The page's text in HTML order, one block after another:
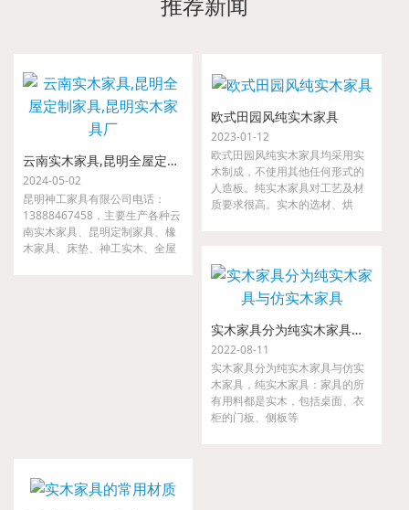
云南实木家具,昆明全屋定制家具,昆明实木家具厂
2024-05-02
昆明神工家具有限公司电话：
13888467458，主要生产各种云
南实木家具、昆明定制家具、橡
木家具、床垫、神工实木、全屋
欧式田园风纯实木家具
2023-01-12
欧式田园风纯实木家具均采用实
木制成，不使用其他任何形式的
人造板。纯实木家具对工艺及材
质要求很高。实木的选材、烘
象，大则整套家具变形，以至无
法使用。
实木家具分为纯实木家具与仿实木家具
2022-08-11
实木家具分为纯实木家具与仿实
木家具，纯实木家具：家具的所
有用料都是实木，包括桌面、衣
柜的门板、侧板等